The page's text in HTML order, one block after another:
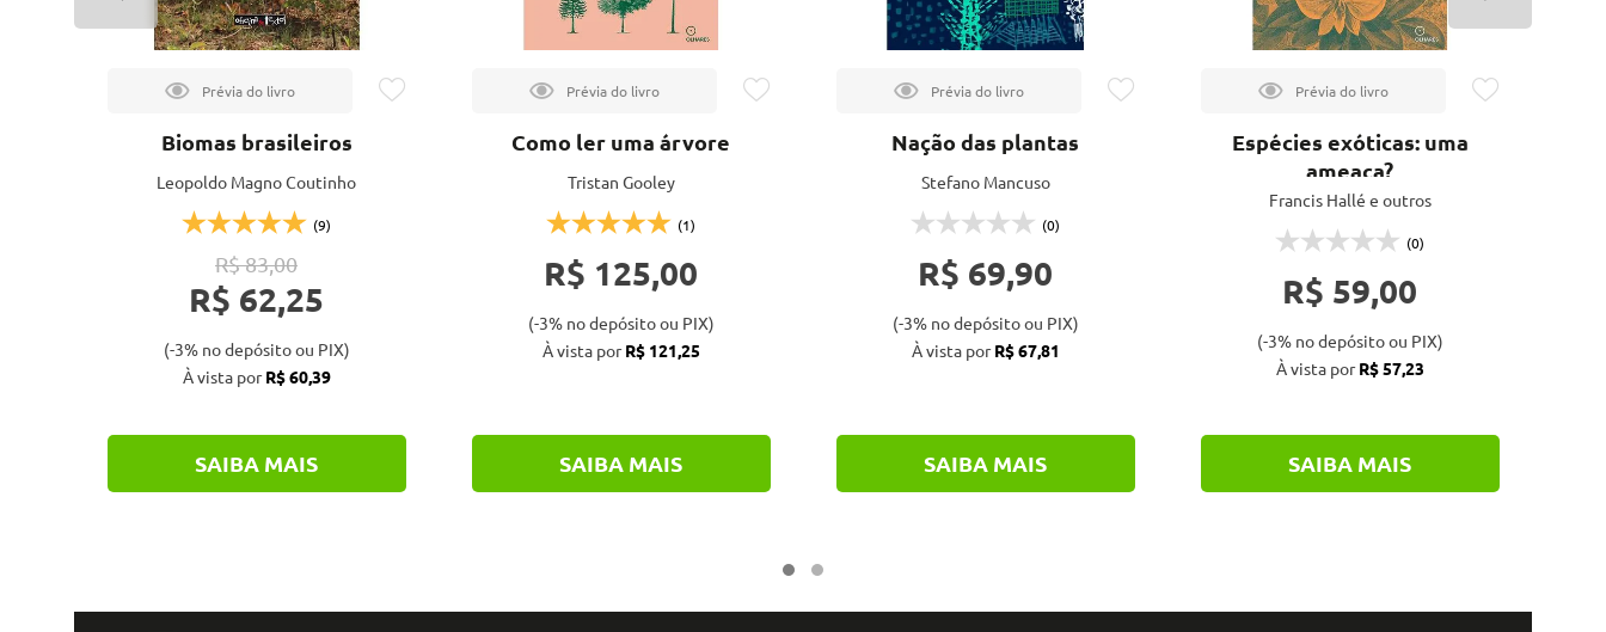
Biomas brasileiros
Leopoldo Magno Coutinho
(9)
R$ 83,00
R$ 62,25
(-3% no depósito ou PIX)
À vista porR$ 60,39
SAIBA MAIS
Como ler uma árvore
Tristan Gooley
(1)
R$ 125,00
(-3% no depósito ou PIX)
À vista porR$ 121,25
SAIBA MAIS
Nação das plantas
Stefano Mancuso
(0)
R$ 69,90
(-3% no depósito ou PIX)
À vista porR$ 67,81
SAIBA MAIS
Espécies exóticas: uma
ameaça?
Francis Hallé e outros
(0)
R$ 59,00
(-3% no depósito ou PIX)
À vista porR$ 57,23
SAIBA MAIS